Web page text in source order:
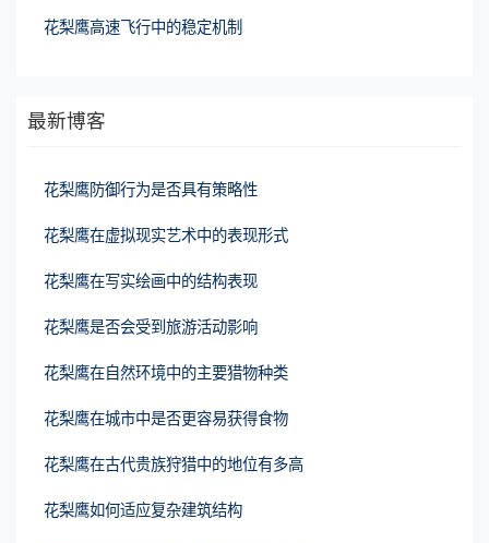
花梨鹰高速飞行中的稳定机制
最新博客
花梨鹰防御行为是否具有策略性
花梨鹰在虚拟现实艺术中的表现形式
花梨鹰在写实绘画中的结构表现
花梨鹰是否会受到旅游活动影响
花梨鹰在自然环境中的主要猎物种类
花梨鹰在城市中是否更容易获得食物
花梨鹰在古代贵族狩猎中的地位有多高
花梨鹰如何适应复杂建筑结构